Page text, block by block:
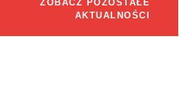
ZOBACZ POZOSTAŁE
AKTUALNOŚCI